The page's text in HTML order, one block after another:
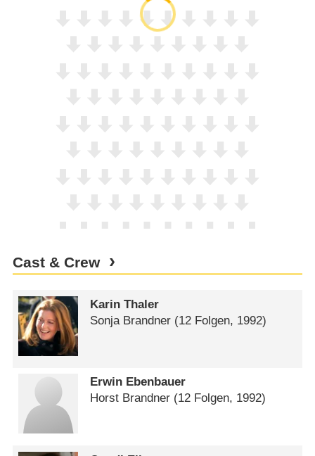
Cast & Crew
Karin Thaler
Sonja Brandner (12 Folgen, 1992)
Erwin Ebenbauer
Horst Brandner (12 Folgen, 1992)